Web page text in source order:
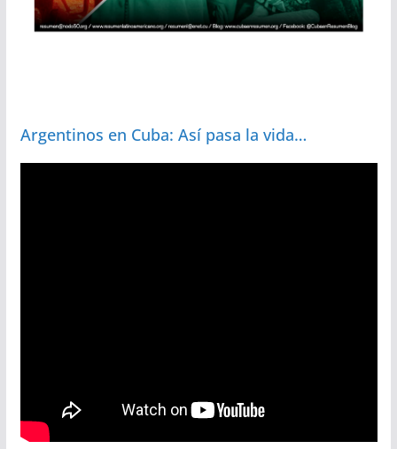
Argentinos en Cuba: Así pasa la vida…